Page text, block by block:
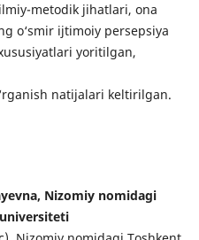
metodik jihatlari, ona
o‘smir ijtimoiy persepsiya
yoritilgan,
natijalari keltirilgan.
Nizomiy nomidagi